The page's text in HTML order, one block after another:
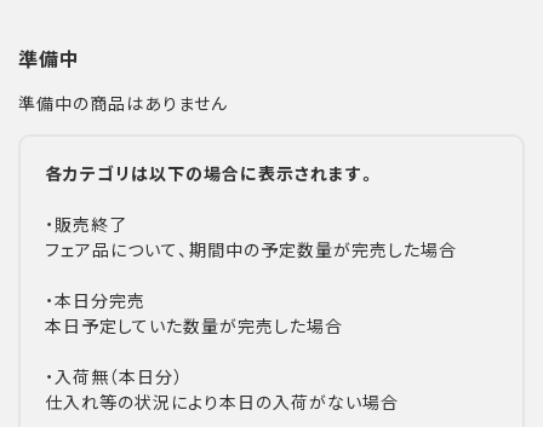
準備中
準備中の商品はありません
各カテゴリは以下の場合に表示されます。
・販売終了
フェア品について、期間中の予定数量が完売した場合
・本日分完売
本日予定していた数量が完売した場合
・入荷無（本日分）
仕入れ等の状況により本日の入荷がない場合